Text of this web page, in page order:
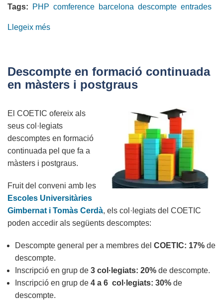
Tags: PHP comference barcelona descompte entrades
Llegeix més
a
la
Barcelona
Conference
15
amb
descompte
Descompte en formació continuada
en màsters i postgraus
El COETIC ofereix als
seus col·legiats
descomptes en formació
continuada pel que fa a
màsters i postgraus.
Fruit del conveni amb les
Escoles Universitàries
Gimbernat i Tomàs Cerdà, els col·legiats del COETIC
poden accedir als següents descomptes:
Descompte general per a membres del COETIC: 17% de
descompte.
Inscripció en grup de 3 col·legiats: 20% de descompte.
Inscripció en grup de 4 a 6 col·legiats: 30% de
descompte.